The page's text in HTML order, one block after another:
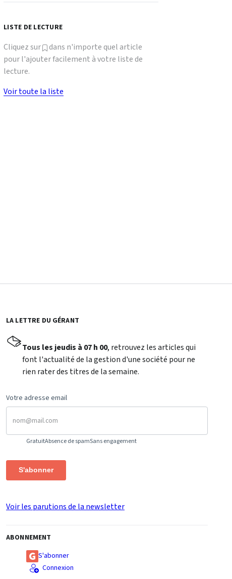
LISTE DE LECTURE
Cliquez sur
dans n'importe quel article
pour l'ajouter facilement à votre liste de
lecture.
Voir toute la liste
LA LETTRE DU GÉRANT
Tous les jeudis à 07 h 00, retrouvez les articles qui
font l'actualité de la gestion d'une société pour ne
rien rater des titres de la semaine.
Votre adresse email
GratuitAbsence de spamSans engagement
S'abonner
Voir les parutions de la newsletter
ABONNEMENT
S'abonner
Connexion